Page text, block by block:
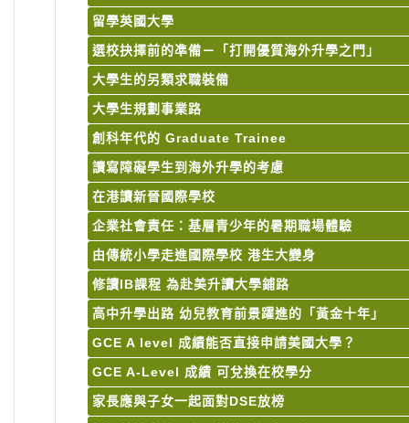
留學英國大學
選校抉擇前的凖備－「打開優質海外升學之門」
大學生的另類求職裝備
大學生規劃事業路
創科年代的 Graduate Trainee
讀寫障礙學生到海外升學的考慮
在港讀新晉國際學校
企業社會責任：基層青少年的暑期職場體驗
由傳統小學走進國際學校 港生大變身
修讀IB課程 為赴美升讀大學鋪路
高中升學出路 幼兒教育前景躍進的「黃金十年」
GCE A level 成績能否直接申請美國大學？
GCE A-Level 成績 可兌換在校學分
家長應與子女一起面對DSE放榜